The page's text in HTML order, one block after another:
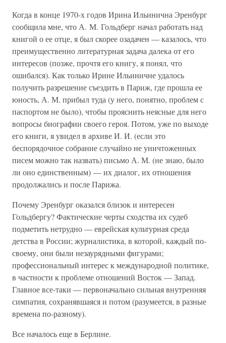
Когда в конце 1970-х годов Ирина Ильинична Эренбург
сообщила мне, что А. М. Гольдберг начал работать над
книгой о ее отце, я был скорее озадачен — казалось, что
преимущественно литературная задача далека от его
интересов (позже, прочтя его книгу, я понял, что
ошибался). Как только Ирине Ильиничне удалось
получить разрешение съездить в Париж, где прошла ее
юность, А. М. прибыл туда (у него, понятно, проблем с
паспортом не было), чтобы прояснить неясные для него
вопросы биографии своего героя. Потом, уже по выходе
его книги, я увидел в архиве И. И. (если это
беспорядочное собрание случайно не уничтоженных
писем можно так назвать) письмо А. М. (не знаю, было
ли оно единственным) — их диалог, их отношения
продолжались и после Парижа.
Почему Эренбург оказался близок и интересен
Гольдбергу? Фактические черты сходства их судеб
подметить нетрудно — еврейская культурная среда
детства в России; журналистика, в которой, каждый по-
своему, они были незаурядными фигурами;
профессиональный интерес к международной политике,
в частности к проблеме отношений Восток — Запад.
Главное все-таки — первоначально сильная внутренняя
симпатия, сохранявшаяся и потом (разумеется, в разные
времена по-разному).
Все началось еще в Берлине.